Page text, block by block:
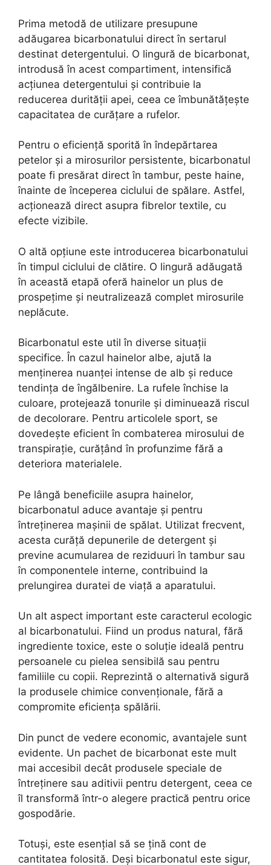
Prima metodă de utilizare presupune
adăugarea bicarbonatului direct în sertarul
destinat detergentului. O lingură de bicarbonat,
introdusă în acest compartiment, intensifică
acțiunea detergentului și contribuie la
reducerea durității apei, ceea ce îmbunătățește
capacitatea de curățare a rufelor.
Pentru o eficiență sporită în îndepărtarea
petelor și a mirosurilor persistente, bicarbonatul
poate fi presărat direct în tambur, peste haine,
înainte de începerea ciclului de spălare. Astfel,
acționează direct asupra fibrelor textile, cu
efecte vizibile.
O altă opțiune este introducerea bicarbonatului
în timpul ciclului de clătire. O lingură adăugată
în această etapă oferă hainelor un plus de
prospețime și neutralizează complet mirosurile
neplăcute.
Bicarbonatul este util în diverse situații
specifice. În cazul hainelor albe, ajută la
menținerea nuanței intense de alb și reduce
tendința de îngălbenire. La rufele închise la
culoare, protejează tonurile și diminuează riscul
de decolorare. Pentru articolele sport, se
dovedește eficient în combaterea mirosului de
transpirație, curățând în profunzime fără a
deteriora materialele.
Pe lângă beneficiile asupra hainelor,
bicarbonatul aduce avantaje și pentru
întreținerea mașinii de spălat. Utilizat frecvent,
acesta curăță depunerile de detergent și
previne acumularea de reziduuri în tambur sau
în componentele interne, contribuind la
prelungirea duratei de viață a aparatului.
Un alt aspect important este caracterul ecologic
al bicarbonatului. Fiind un produs natural, fără
ingrediente toxice, este o soluție ideală pentru
persoanele cu pielea sensibilă sau pentru
familiile cu copii. Reprezintă o alternativă sigură
la produsele chimice convenționale, fără a
compromite eficiența spălării.
Din punct de vedere economic, avantajele sunt
evidente. Un pachet de bicarbonat este mult
mai accesibil decât produsele speciale de
întreținere sau aditivii pentru detergent, ceea ce
îl transformă într-o alegere practică pentru orice
gospodărie.
Totuși, este esențial să se țină cont de
cantitatea folosită. Deși bicarbonatul este sigur,